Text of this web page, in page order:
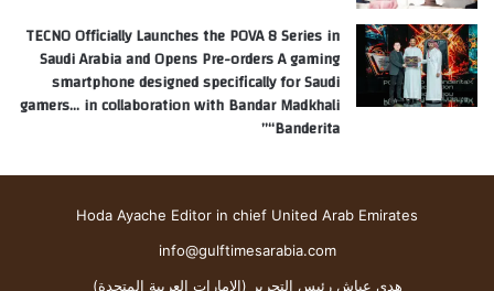
TECNO Officially Launches the POVA 8 Series in
Saudi Arabia and Opens Pre-orders A gaming
smartphone designed specifically for Saudi
gamers… in collaboration with Bandar Madkhali
“Banderita”
Hoda Ayache Editor in chief United Arab Emirates
info@gulftimesarabia.com
هدى عياش رئيس التحرير (الإمارات العربية المتحدة)